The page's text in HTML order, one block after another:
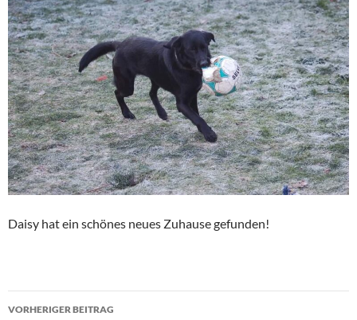
Daisy hat ein schönes neues Zuhause gefunden!
Beitragsnavigation
VORHERIGER BEITRAG